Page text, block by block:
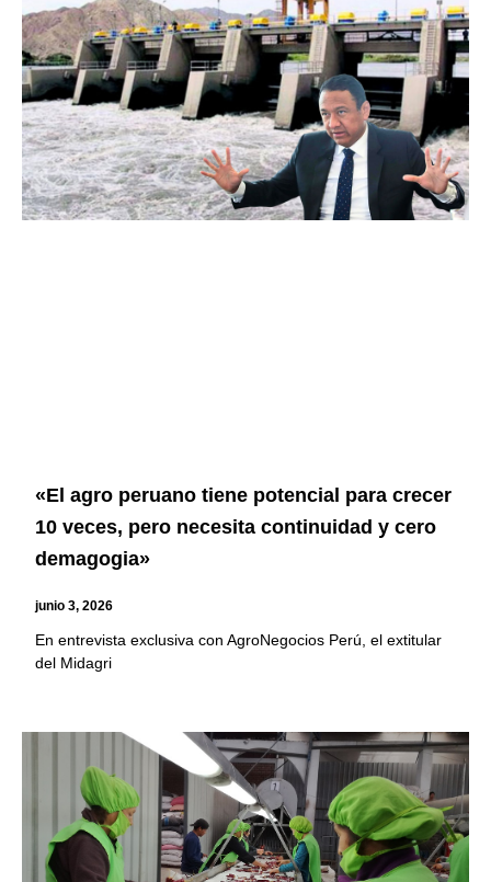
«El agro peruano tiene potencial para crecer
10 veces, pero necesita continuidad y cero
demagogia»
junio 3, 2026
En entrevista exclusiva con AgroNegocios Perú, el extitular
del Midagri